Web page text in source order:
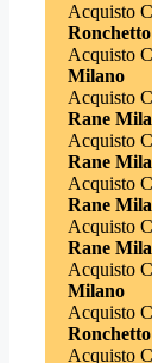
Acquisto
Acquisto
Milano
Acquisto
Rane
Acquisto
Rane
Acquisto
Rane
Acquisto
Rane
Acquisto
Milano
Acquisto
Acquisto